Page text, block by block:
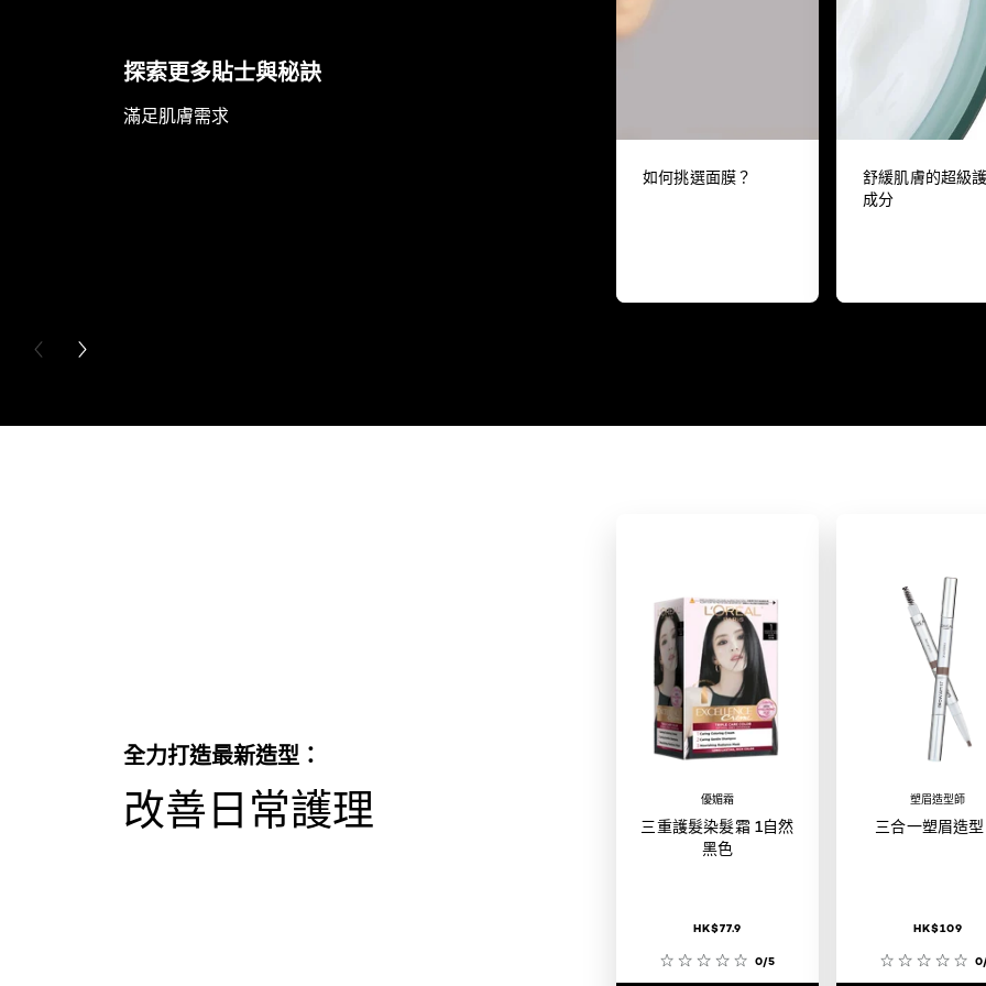
探索更多貼士與秘訣
滿足肌膚需求
如何挑選面膜？
舒緩肌膚的超級
成分
PREVIOUS CARD
NEXT CARD
改善日常護理
全力打造最新造型：
優媚霜
三重護髮染髮霜 1自然
黑色
HK$77.9
0/5
塑眉造型師
三合一塑眉造
HK$109